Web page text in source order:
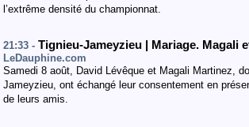
l’extrême densité du championnat.
21:33 - Tignieu-Jameyzieu | Mariage. Magali
LeDauphine.com
Samedi 8 août, David Lévêque et Magali Martinez,
Jameyzieu, ont échangé leur consentement en
de leurs amis.